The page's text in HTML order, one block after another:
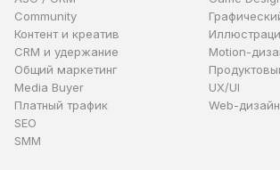
Community
Контент и креатив
CRM и удержание
Общий маркетинг
Media Buyer
Платный трафик
SEO
SMM
Motion-
UX/UI
Web-дизайн